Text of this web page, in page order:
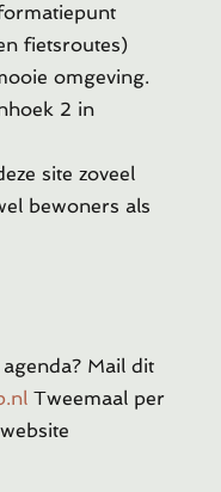
fietsroutes)
omgeving.
2 in
site zoveel
bewoners als
Mail dit
Tweemaal per